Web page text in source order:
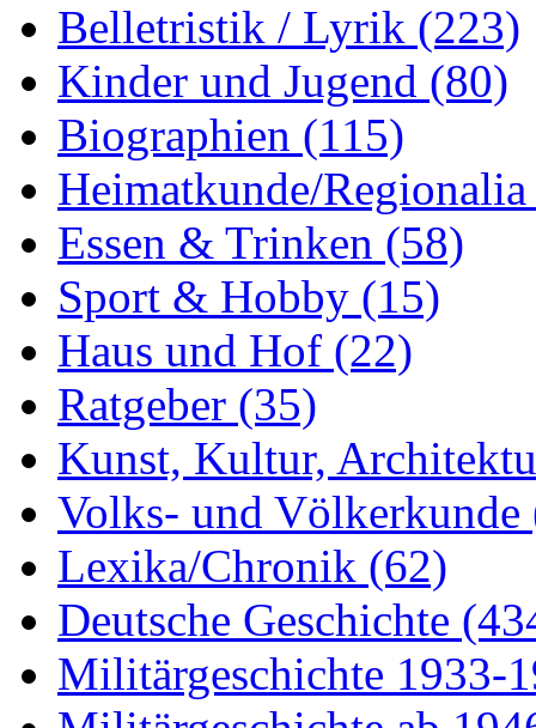
Belletristik / Lyrik (223)
Kinder und Jugend (80)
Biographien (115)
Heimatkunde/
Essen & Trinken (58)
Sport & Hobby (15)
Haus und Hof (22)
Ratgeber (35)
Kunst, Kultur,
Volks- und Völkerkunde
Lexika/Chronik (62)
Deutsche Geschichte
Militärgeschichte 1933-